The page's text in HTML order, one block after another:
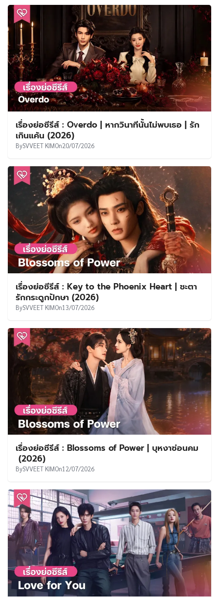
เรื่องย่อซีรีส์ : Overdo | หากวินาทีนั้นไม่พบเธอ | รัก
เกินแค้น (2026)
BySVVEET KIMOn20/07/2026
เรื่องย่อซีรีส์ : Key to the Phoenix Heart | ชะตา
รักกระดูกปักษา (2026)
BySVVEET KIMOn13/07/2026
เรื่องย่อซีรีส์ : Blossoms of Power | บุหงาซ่อนคม
(2026)
BySVVEET KIMOn12/07/2026